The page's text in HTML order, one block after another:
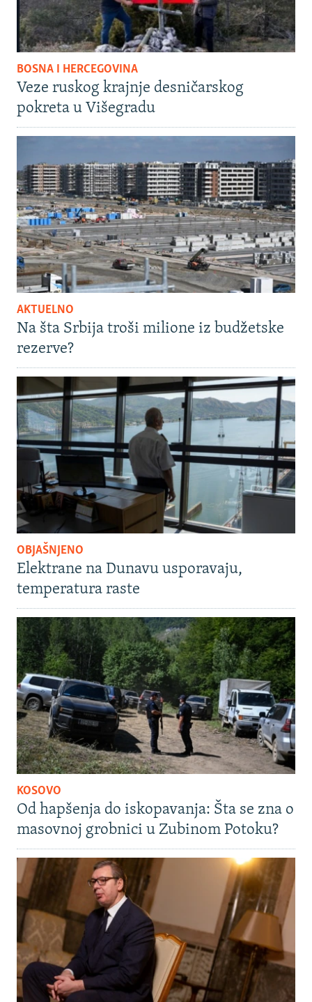
BOSNA I HERCEGOVINA
Veze ruskog krajnje desničarskog
pokreta u Višegradu
AKTUELNO
Na šta Srbija troši milione iz budžetske
rezerve?
OBJAŠNJENO
Elektrane na Dunavu usporavaju,
temperatura raste
KOSOVO
Od hapšenja do iskopavanja: Šta se zna o
masovnoj grobnici u Zubinom Potoku?